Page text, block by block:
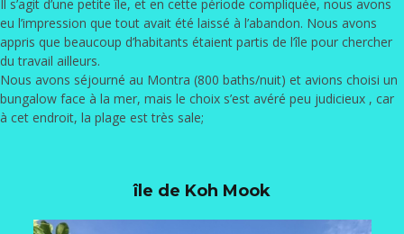
Il s’agit d’une petite île, et en cette période compliquée, nous avons
eu l’impression que tout avait été laissé à l’abandon. Nous avons
appris que beaucoup d’habitants étaient partis de l’île pour chercher
du travail ailleurs.
Nous avons séjourné au Montra (800 baths/nuit) et avions choisi un
bungalow face à la mer, mais le choix s’est avéré peu judicieux , car
à cet endroit, la plage est très sale;
île de Koh Mook